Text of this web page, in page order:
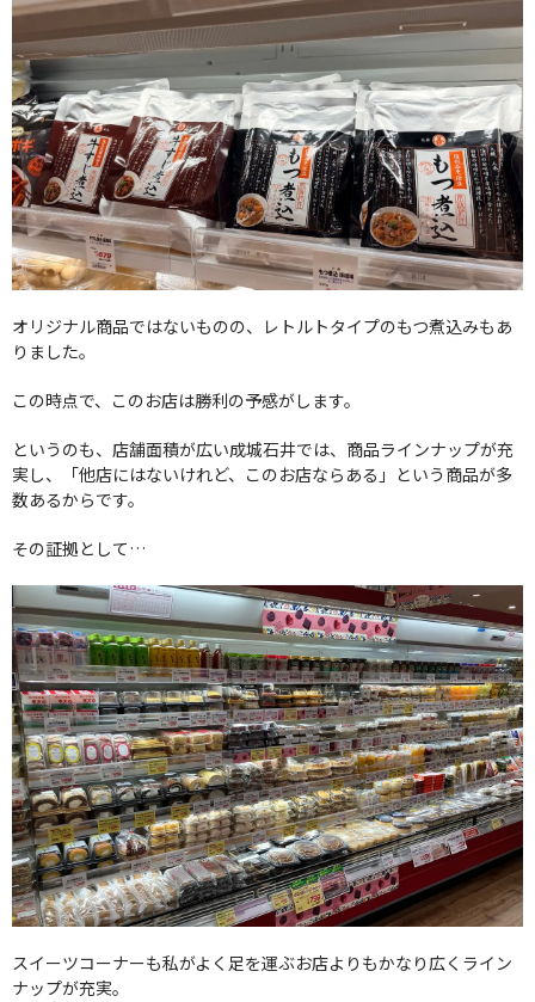
オリジナル商品ではないものの、レトルトタイプのもつ煮込みもあ
りました。
この時点で、このお店は勝利の予感がします。
というのも、店舗面積が広い成城石井では、商品ラインナップが充
実し、「他店にはないけれど、このお店ならある」という商品が多
数あるからです。
その証拠として…
スイーツコーナーも私がよく足を運ぶお店よりもかなり広くライン
ナップが充実。